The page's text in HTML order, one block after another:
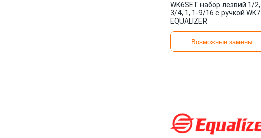
WK6SET набор лезвий 1/2,
3/4, 1, 1-9/16 c ручкой WK7
EQUALIZER
Возможные замены